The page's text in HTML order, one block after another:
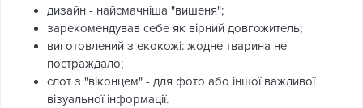
дизайн - найсмачніша "вишеня";
зарекомендував себе як вірний довгожитель;
виготовлений з екокожі: жодне тварина не
постраждало;
слот з "віконцем" - для фото або іншої важливої
візуальної інформації.